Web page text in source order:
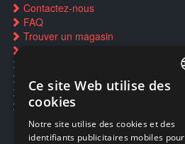
Contactez-nous
FAQ
Trouver un magasin
Restauration CD griffés
Réparations & SAV
Smartpoints
Ce site Web utilise des
cookies
Notre site utilise des cookies et des
identifiants publicitaires mobiles pour